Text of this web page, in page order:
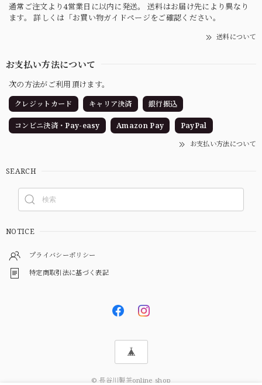
通常ご注文より4営業日に以内に発送。 送料はお届け先により異なり
ます。 詳しくは「お買い物ガイドページをご確認ください。
送料について
お支払い方法について
次の方法がご利用頂けます。
クレジットカード キャリア決済 銀行振込
コンビニ決済・Pay-easy Amazon Pay PayPal
お支払い方法について
SEARCH
NOTICE
プライバシーポリシー
特定商取引法に基づく表記
© 長谷川製茶online shop